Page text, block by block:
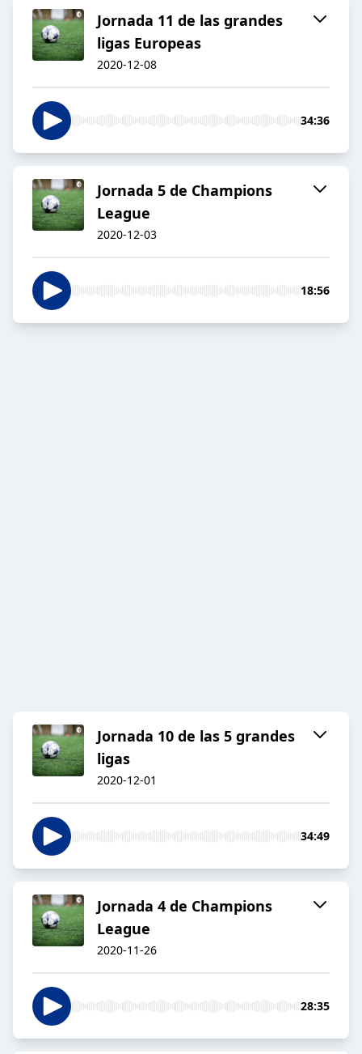
Jornada 11 de las grandes
ligas Europeas
2020-12-08
34:36
Jornada 5 de Champions
League
2020-12-03
18:56
Jornada 10 de las 5 grandes
ligas
2020-12-01
34:49
Jornada 4 de Champions
League
2020-11-26
28:35